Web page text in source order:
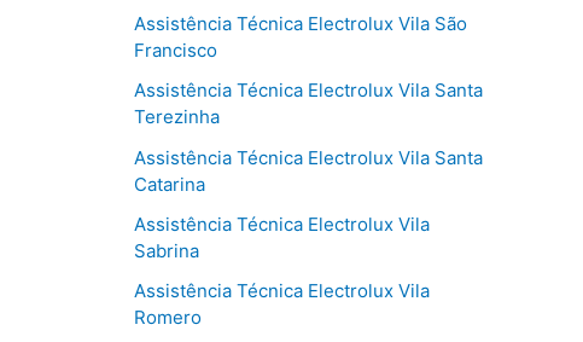
Assistência Técnica Electrolux Vila São
Francisco
Assistência Técnica Electrolux Vila Santa
Terezinha
Assistência Técnica Electrolux Vila Santa
Catarina
Assistência Técnica Electrolux Vila
Sabrina
Assistência Técnica Electrolux Vila
Romero